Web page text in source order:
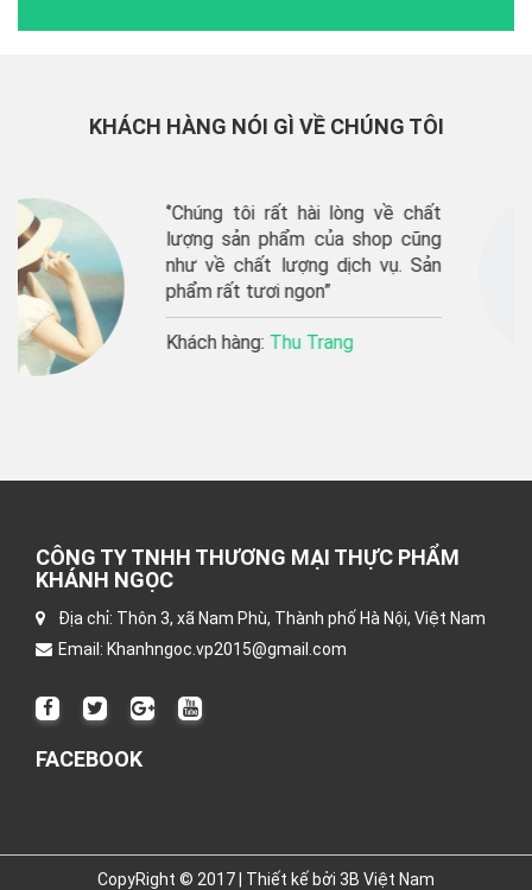
KHÁCH HÀNG NÓI GÌ VỀ CHÚNG TÔI
về chất
cũng
vụ. Sản
“shop giao hàng rất
phẩm tươi ngon, sẽ
lâu dài”’
Khách hàng:
CÔNG TY TNHH THƯƠNG MẠI THỰC PHẨM
KHÁNH NGỌC
Địa chỉ: Thôn 3, xã Nam Phù, Thành phố Hà Nội, Việt Nam
Email: Khanhngoc.vp2015@gmail.com
FACEBOOK
CopyRight © 2017 | Thiết kế bởi 3B Việt Nam